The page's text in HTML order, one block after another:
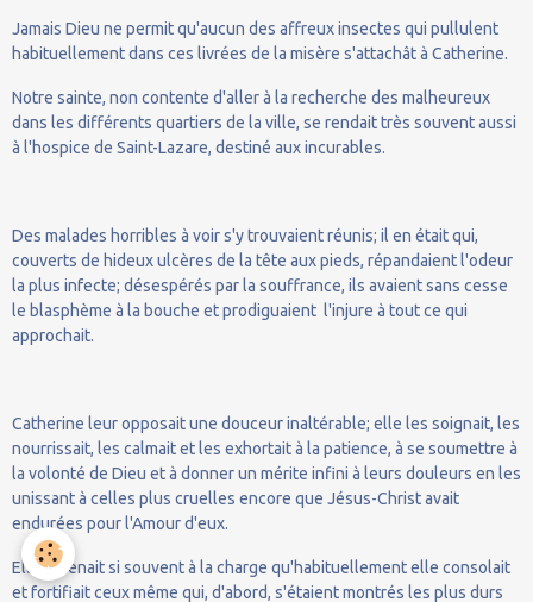
Jamais Dieu ne permit qu'aucun des affreux insectes qui pullulent
habituellement dans ces livrées de la misère s'attachât à Catherine.
Notre sainte, non contente d'aller à la recherche des malheureux
dans les différents quartiers de la ville, se rendait très souvent aussi
à l'hospice de Saint-Lazare, destiné aux incurables.
Des malades horribles à voir s'y trouvaient réunis; il en était qui,
couverts de hideux ulcères de la tête aux pieds, répandaient l'odeur
la plus infecte; désespérés par la souffrance, ils avaient sans cesse
le blasphème à la bouche et prodiguaient l'injure à tout ce qui
approchait.
Catherine leur opposait une douceur inaltérable; elle les soignait, les
nourrissait, les calmait et les exhortait à la patience, à se soumettre à
la volonté de Dieu et à donner un mérite infini à leurs douleurs en les
unissant à celles plus cruelles encore que Jésus-Christ avait
endurées pour l'Amour d'eux.
Elle revenait si souvent à la charge qu'habituellement elle consolait
et fortifiait ceux même qui, d'abord, s'étaient montrés les plus durs